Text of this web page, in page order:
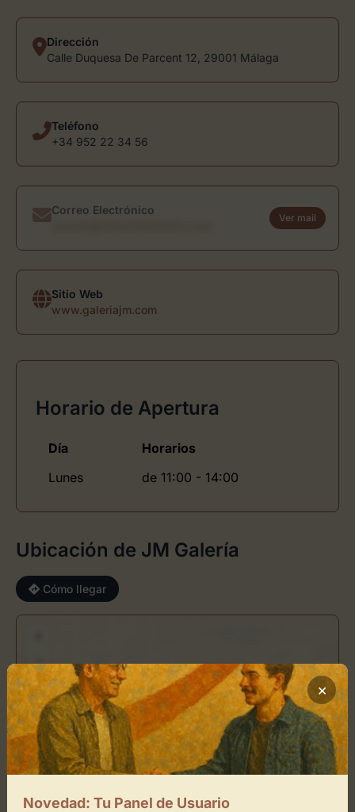
Dirección
Calle Duquesa De Parcent 12, 29001 Málaga
Teléfono
+34 952 22 34 56
Correo Electrónico
Ver mail
Sitio Web
www.galeriajm.com
Horario de Apertura
Día
Horarios
Lunes
de 11:00 - 14:00
Ubicación de JM Galería
Cómo llegar
JM Galería
×
−
Toca el mapa para interactuar
×
Novedad: Tu Panel de Usuario